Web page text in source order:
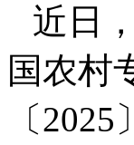
近日
国农村
〔